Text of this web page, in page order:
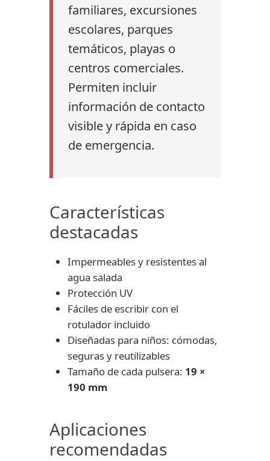
familiares, excursiones
escolares, parques
temáticos, playas o
centros comerciales.
Permiten incluir
información de contacto
visible y rápida en caso
de emergencia.
Características
destacadas
Impermeables y resistentes al
agua salada
Protección UV
Fáciles de escribir con el
rotulador incluido
Diseñadas para niños: cómodas,
seguras y reutilizables
Tamaño de cada pulsera: 19 ×
190 mm
Aplicaciones
recomendadas